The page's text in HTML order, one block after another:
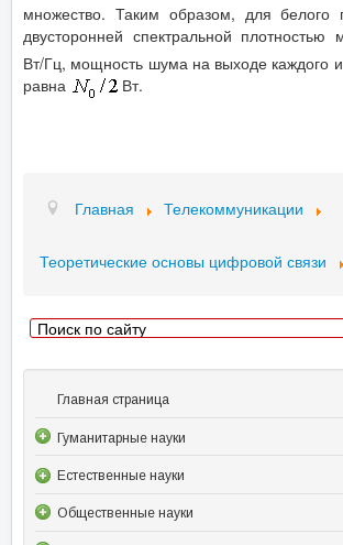
множество. Таким образом, для белого
двусторонней спектральной плотностью
Вт/Гц, мощность шума на выходе каждого
равна
Вт.
Главная Телекоммуникации
Теоретические основы цифровой связи
Главная страница
Гуманитарные науки
Естественные науки
Общественные науки